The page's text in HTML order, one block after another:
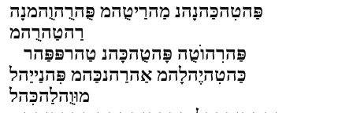
פַּהטִהכַּהנָהנ מַהרַיטֻהמ פֻּהרֻהוֻהמנָה
רַהטַהרֻהמ
פַּהרִהוֺטֻה פָּהטֻהכָּהנ טַהרפּפַּהר
כַּהטִהיֶהלָהמ אַהרַהנכַּהמ פִּהנַייַהל
מוּוֻהלַהכִּהל